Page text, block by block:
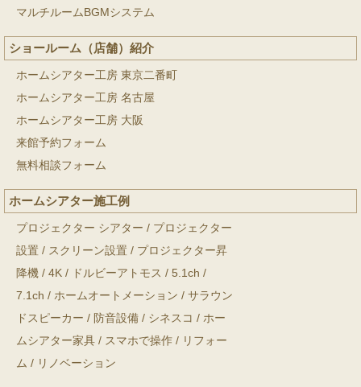
マルチルームBGMシステム
ショールーム（店舗）紹介
ホームシアター工房 東京二番町
ホームシアター工房 名古屋
ホームシアター工房 大阪
来館予約フォーム
無料相談フォーム
ホームシアター施工例
プロジェクター シアター / プロジェクター
設置 / スクリーン設置 / プロジェクター昇
降機 / 4K / ドルビーアトモス / 5.1ch /
7.1ch / ホームオートメーション / サラウン
ドスピーカー / 防音設備 / シネスコ / ホー
ムシアター家具 / スマホで操作 / リフォー
ム / リノベーション